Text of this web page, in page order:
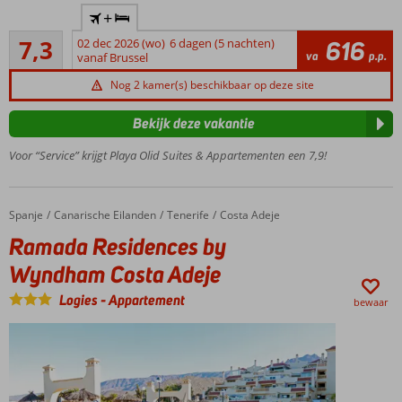
loopafstand
van het
strand en
centrum
Heerlijk
complex
voor het
hele
Oeh fijn:
appartementen
Mini- en
teenageclub
voor de
kinderen
2
en een
kinderbad
7,3
Voldoende/goed
32
beoordelingen
+
02 dec 2026 (wo) 6 dagen (5 nachten)
vanaf Brussel
va 616 p.p.
Nog 2 kamer(s) beschikbaar op deze site
Voor “Service” krijgt Playa Olid Suites & Appartementen een 7,9!
Bekijk deze vakantie
Home
Spanje Canarische Eilanden Tenerife Costa Adeje
Ramada Residences by Wyndham Costa Adeje
Ramada Residences by
Wyndham Costa Adeje
Logies-Appartement bewaar